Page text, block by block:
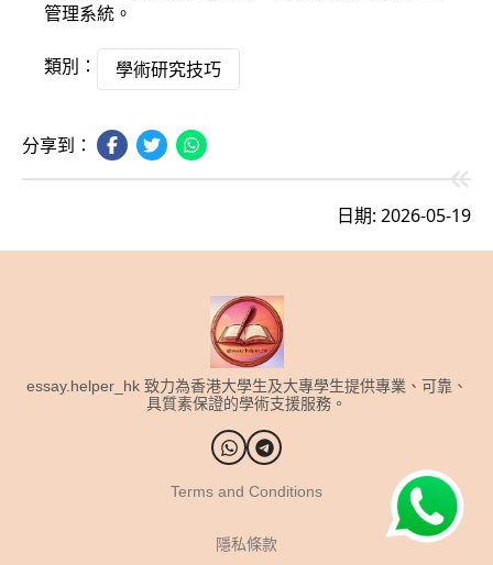
管理系統。
類別： 學術研究技巧
分享到：
日期: 2026-05-19
essay.helper_hk 致力為香港大學生及大專學生提供專業、可靠、
具質素保證的學術支援服務。
Terms and Conditions
隱私條款